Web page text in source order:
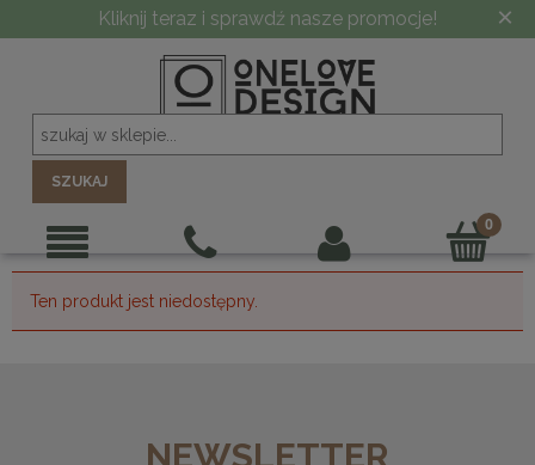
Kliknij teraz i sprawdź nasze promocje! ×
SZUKAJ
Ten produkt jest niedostępny.
NEWSLETTER